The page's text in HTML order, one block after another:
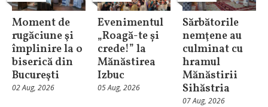
Moment de
rugăciune şi
împlinire la o
biserică din
Bucureşti
02 Aug, 2026
Evenimentul
„Roagă-te și
crede!” la
Mănăstirea
Izbuc
05 Aug, 2026
Sărbătorile
nemţene au
culminat cu
hramul
Mănăstirii
Sihăstria
07 Aug, 2026